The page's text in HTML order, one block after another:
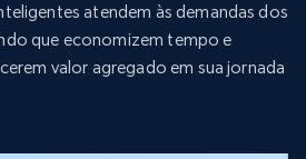
atendem às demandas dos
que economizem tempo e
valor agregado em sua jornada